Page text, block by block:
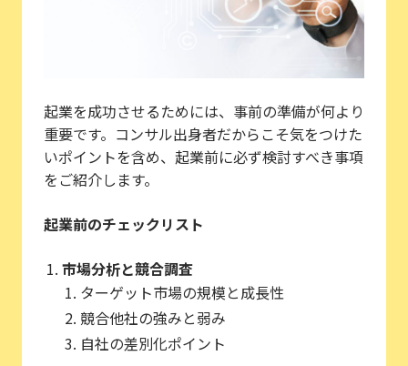
起業を成功させるためには、事前の準備が何より
重要です。コンサル出身者だからこそ気をつけた
いポイントを含め、起業前に必ず検討すべき事項
をご紹介します。
起業前のチェックリスト
市場分析と競合調査
ターゲット市場の規模と成長性
競合他社の強みと弱み
自社の差別化ポイント